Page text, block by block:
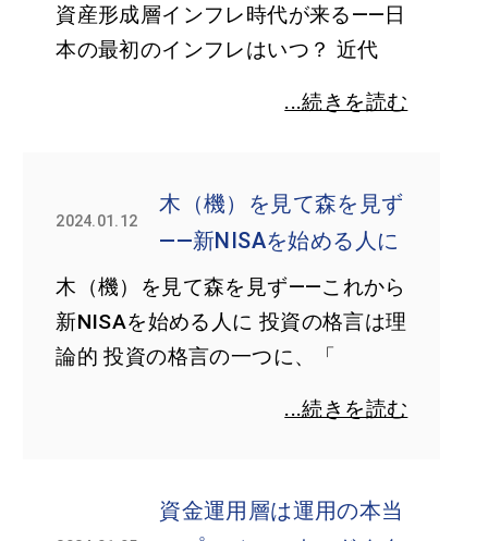
資産形成層インフレ時代が来る――日
本の最初のインフレはいつ？ 近代
...続きを読む
2024.01.12
木（機）を見て森を見ず
——新NISAを始める人に
木（機）を見て森を見ず——これから
新NISAを始める人に 投資の格言は理
論的 投資の格言の一つに、「
...続きを読む
資金運用層は運用の本当